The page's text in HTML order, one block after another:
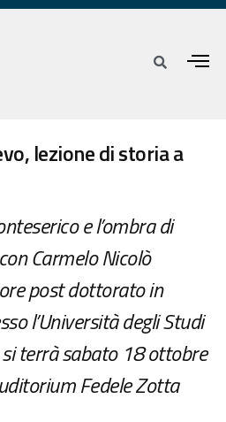
lezione di storia a
e l’ombra di
Carmelo Nicolò
post dottorato in
l’Università degli Studi
terrà sabato 18 ottobre
Fedele Zotta